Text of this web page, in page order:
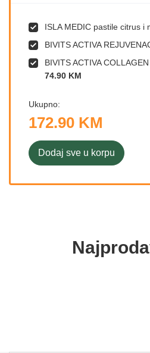
ISLA MEDIC pastile citrus i
BIVITS ACTIVA
BIVITS ACTIVA
74.90 KM
Ukupno:
172.90 KM
Dodaj sve u korpu